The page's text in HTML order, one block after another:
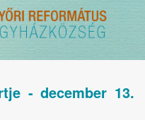
- december 13.